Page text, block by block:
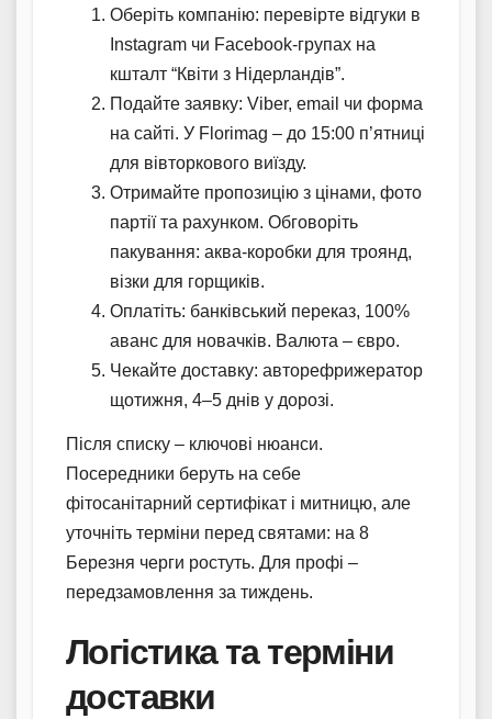
Оберіть компанію: перевірте відгуки в
Instagram чи Facebook-групах на
кшталт “Квіти з Нідерландів”.
Подайте заявку: Viber, email чи форма
на сайті. У Florimag – до 15:00 п’ятниці
для вівторкового виїзду.
Отримайте пропозицію з цінами, фото
партії та рахунком. Обговоріть
пакування: аква-коробки для троянд,
візки для горщиків.
Оплатіть: банківський переказ, 100%
аванс для новачків. Валюта – євро.
Чекайте доставку: авторефрижератор
щотижня, 4–5 днів у дорозі.
Після списку – ключові нюанси.
Посередники беруть на себе
фітосанітарний сертифікат і митницю, але
уточніть терміни перед святами: на 8
Березня черги ростуть. Для профі –
передзамовлення за тиждень.
Логістика та терміни
доставки